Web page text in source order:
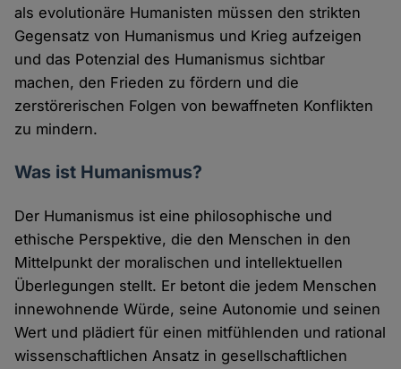
als evolutionäre Humanisten müssen den strikten
Gegensatz von Humanismus und Krieg aufzeigen
und das Potenzial des Humanismus sichtbar
machen, den Frieden zu fördern und die
zerstörerischen Folgen von bewaffneten Konflikten
zu mindern.
Was ist Humanismus?
Der Humanismus ist eine philosophische und
ethische Perspektive, die den Menschen in den
Mittelpunkt der moralischen und intellektuellen
Überlegungen stellt. Er betont die jedem Menschen
innewohnende Würde, seine Autonomie und seinen
Wert und plädiert für einen mitfühlenden und rational
wissenschaftlichen Ansatz in gesellschaftlichen